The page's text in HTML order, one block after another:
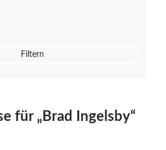
Filtern
für „Brad Ingelsby“